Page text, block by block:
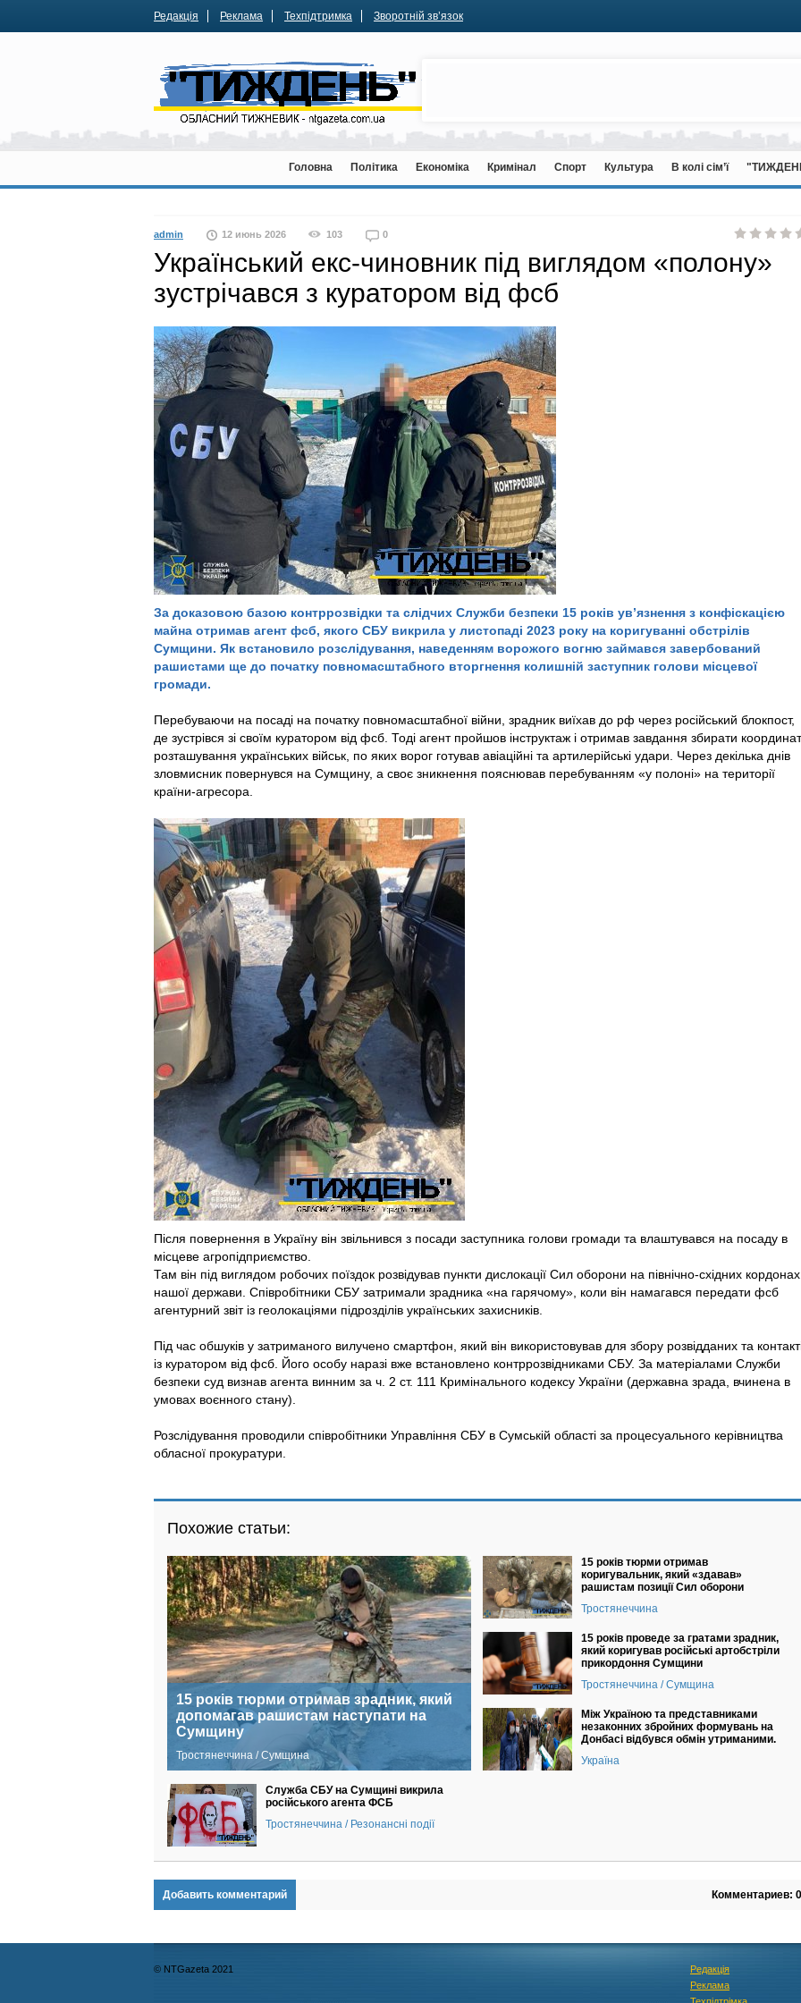
Редакція Реклама Техпідтримка Зворотній зв’язок
Головна Політика Економіка Кримінал Спорт Культура В колі сім’ї
admin 12 июнь 2026 103 0
Український екс-чиновник під виглядом «полону»
зустрічався з куратором від фсб
За доказовою базою контррозвідки та слідчих Служби безпеки 15 років ув’язнення з конфіскацією
майна отримав агент фсб, якого СБУ викрила у листопаді 2023 року на коригуванні обстрілів
Сумщини. Як встановило розслідування, наведенням ворожого вогню займався завербований
рашистами ще до початку повномасштабного вторгнення колишній заступник голови місцевої
громади.
Перебуваючи на посаді на початку повномасштабної війни, зрадник виїхав до рф через російський блокпост,
де зустрівся зі своїм куратором від фсб. Тоді агент пройшов інструктаж і отримав завдання збирати
розташування українських військ, по яких ворог готував авіаційні та артилерійські удари. Через декілька днів
зловмисник повернувся на Сумщину, а своє зникнення пояснював перебуванням «у полоні» на території
країни-агресора.
Після повернення в Україну він звільнився з посади заступника голови громади та влаштувався на посаду в
місцеве агропідприємство.
Там він під виглядом робочих поїздок розвідував пункти дислокації Сил оборони на північно-східних кордонах
нашої держави. Співробітники СБУ затримали зрадника «на гарячому», коли він намагався передати фсб
агентурний звіт із геолокаціями підрозділів українських захисників.
Під час обшуків у затриманого вилучено смартфон, який він використовував для збору розвідданих та
із куратором від фсб. Його особу наразі вже встановлено контррозвідниками СБУ. За матеріалами Служби
безпеки суд визнав агента винним за ч. 2 ст. 111 Кримінального кодексу України (державна зрада, вчинена в
умовах воєнного стану).
Розслідування проводили співробітники Управління СБУ в Сумській області за процесуального керівництва
обласної прокуратури.
Похожие статьи:
15 років тюрми отримав зрадник, який
допомагав рашистам наступати на
Сумщину
Тростянеччина / Сумщина
15 років тюрми отримав
коригувальник, який «здавав»
рашистам позиції Сил оборони
Тростянеччина
15 років проведе за гратами зрадник,
який коригував російські артобстріли
прикордоння Сумщини
Тростянеччина / Сумщина
Між Україною та представниками
незаконних збройних формувань на
Донбасі відбувся обмін утриманими.
Україна
Служба СБУ на Сумщині викрила
російського агента ФСБ
Тростянеччина / Резонансні події
Комментариев: 0
Добавить комментарий
© NTGazeta 2021
Редакція
Реклама